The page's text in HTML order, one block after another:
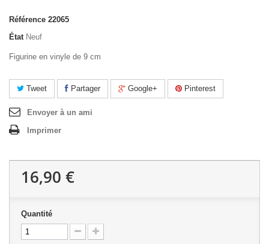
Référence 22065
État Neuf
Figurine en vinyle de 9 cm
Tweet Partager Google+ Pinterest
Envoyer à un ami
Imprimer
16,90 €
Quantité